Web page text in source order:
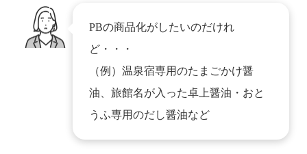
PBの商品化がしたいのだけれ
ど・・・
（例）温泉宿専用のたまごかけ醤
油、旅館名が入った卓上醤油・おと
うふ専用のだし醤油など